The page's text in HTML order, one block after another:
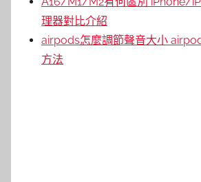
理器對比介紹
airpods怎麼調節聲音大小
方法